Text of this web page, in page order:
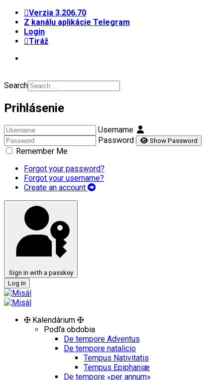
Verzia 3.206.70
Z kanálu aplikácie Telegram
Login
Tiráž
Search
Prihlásenie
Username
Password
Show Password
Remember Me
Forgot your password?
Forgot your username?
Create an account
Sign in with a passkey
Log in
✠ Kalendárium ✠
Podľa obdobia
De tempore Adventus
De tempore natalicio
Tempus Nativitatis
Tempus Epiphaniæ
De tempore «per annum»